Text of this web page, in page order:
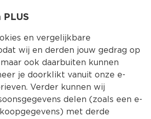
Kies jouw
PLUS
en vergelijkbare
wij en derden jouw gedrag op
ook daarbuiten kunnen
je doorklikt vanuit onze e-
Verder kunnen wij
delen (zoals een e-
met derde